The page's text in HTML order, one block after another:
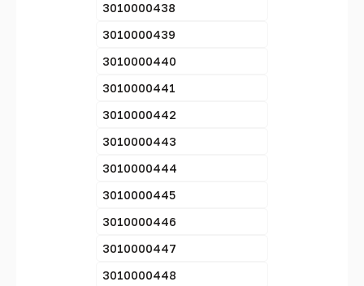
3010000438
3010000439
3010000440
3010000441
3010000442
3010000443
3010000444
3010000445
3010000446
3010000447
3010000448